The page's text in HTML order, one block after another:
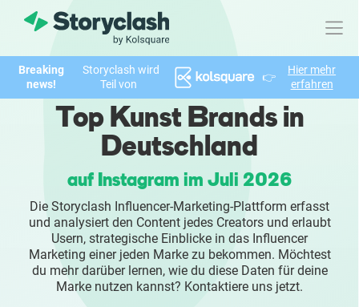
Produkt
FEATURES
KI-unterstützte Influencer Suche
Brand Insights & Marktforschung
Collaboration & Relationship Management
Reporting & Analysen
Breaking
news!
Storyclash wird
Teil von
👉
Hier mehr
erfahren
Top Kunst Brands in
Deutschland
auf Instagram im Juli 2026
Die Storyclash Influencer-Marketing-Plattform erfasst
und analysiert den Content jedes Creators und erlaubt
Usern, strategische Einblicke in das Influencer
Marketing einer jeden Marke zu bekommen. Möchtest
du mehr darüber lernen, wie du diese Daten für deine
Marke nutzen kannst? Kontaktiere uns jetzt.